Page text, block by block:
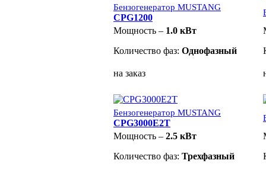
Бензогенератор MUSTANG
CPG1200
Мощность – 1.0 кВт
Количество фаз: Однофазный
на заказ
Бензогенератор MUSTANG
CPG3000E2T
Мощность – 2.5 кВт
Количество фаз: Трехфазный